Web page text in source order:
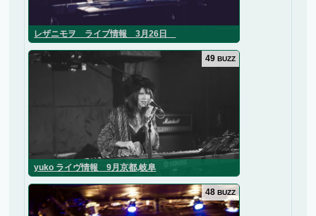
レザニモヲ ライブ情報 3月26日
yuko ライヴ情報 9月京都,岐阜
49 BUZZ
48 BUZZ